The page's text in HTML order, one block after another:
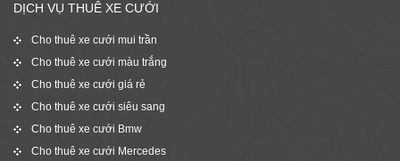
DỊCH VỤ THUÊ XE CƯỚI
Cho thuê xe cưới mui trần
Cho thuê xe cưới màu trắng
Cho thuê xe cưới giá rẻ
Cho thuê xe cưới siêu sang
Cho thuê xe cưới Bmw
Cho thuê xe cưới Mercedes